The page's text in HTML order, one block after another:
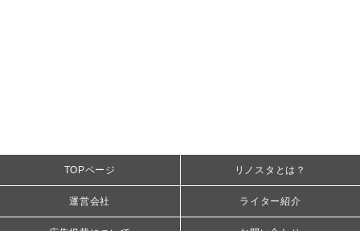
TOPページ リノスタとは？
運営会社 ライター紹介